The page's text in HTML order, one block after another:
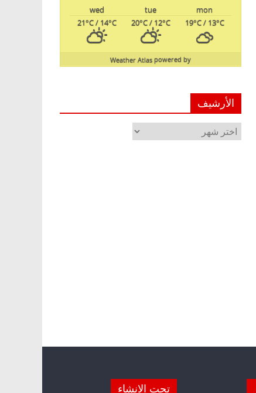
mon
tue
wed
19°C/ 13°C
20°C/ 12°C
21°C/ 14°C
powered by
Weather Atlas
الأرشيف
الأرشيف
تحت الانشاء